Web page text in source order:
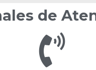
de